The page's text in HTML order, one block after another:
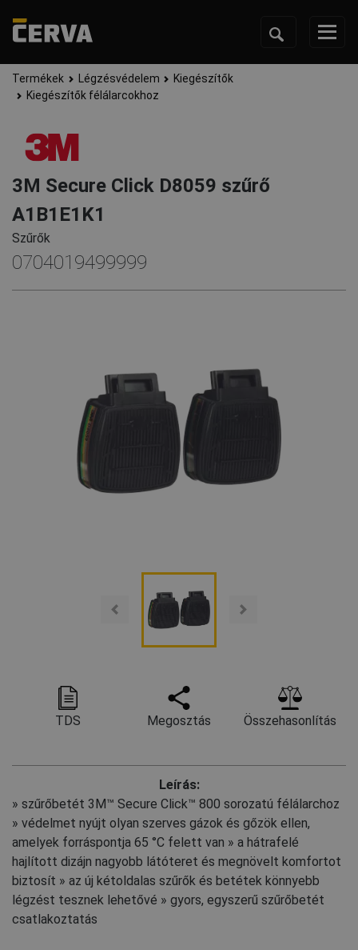
Termékek Légzésvédelem
Kiegészítők
Kiegészítők félálarcokhoz
3M Secure Click D8059 szűrő
A1B1E1K1
Szűrők
0704019499999
TDS Megosztás Összehasonlítás
Leírás:
» szűrőbetét 3M™ Secure Click™ 800 sorozatú félálarchoz
» védelmet nyújt olyan szerves gázok és gőzök ellen,
amelyek forráspontja 65 °C felett van » a hátrafelé
hajlított dizájn nagyobb látóteret és megnövelt komfortot
biztosít » az új kétoldalas szűrők és betétek könnyebb
légzést tesznek lehetővé » gyors, egyszerű szűrőbetét
csatlakoztatás